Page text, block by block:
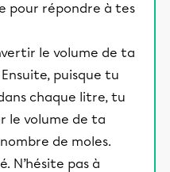
pour répondre à tes
le volume de ta
puisque tu
chaque litre, tu
le volume de ta
de moles.
N’hésite pas à